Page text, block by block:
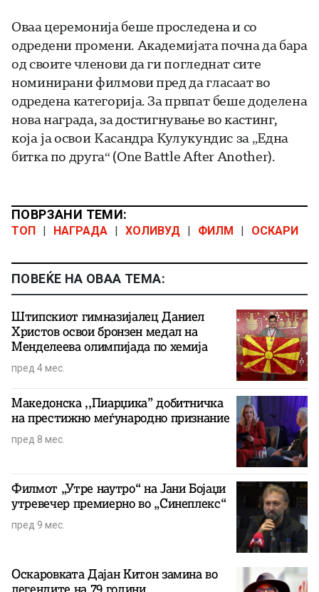
Оваа церемонија беше проследена и со
одредени промени. Академијата почна да бара
од своите членови да ги погледнат сите
номинирани филмови пред да гласаат во
одредена категорија. За првпат беше доделена
нова награда, за достигнување во кастинг,
која ја освои Касандра Кулукундис за „Една
битка по друга“ (One Battle After Another).
ПОВРЗАНИ ТЕМИ:
ТОП | НАГРАДА | ХОЛИВУД | ФИЛМ | ОСКАРИ
ПОВЕЌЕ НА ОВАА ТЕМА:
Штипскиот гимназијалец Даниел
Христов освои бронзен медал на
Менделеева олимпијада по хемија
пред 4 мес.
Македонска ,,Пиарџика” добитничка
на престижно меѓународно признание
пред 8 мес.
Филмот „Утре наутро“ на Јани Бојаџи
утревечер премиерно во „Синеплекс“
пред 9 мес.
Оскаровката Дајан Китон замина во